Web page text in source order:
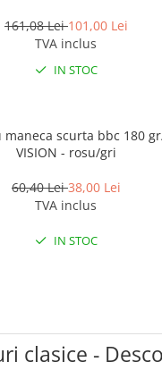
161,08 Lei101,00 Lei
TVA inclus
IN STOC
maneca scurta bbc 180
VISION - rosu/gri
60,40 Lei38,00 Lei
TVA inclus
IN STOC
clasice -